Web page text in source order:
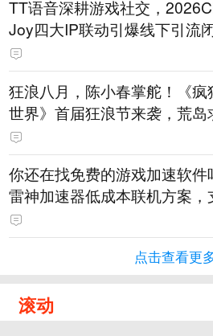
TT语音深耕游戏社交，
Joy四大IP联动引爆线下引流
狂浪八月，陈小春掌舵！《疯
世界》首届狂浪节来袭，荒岛
直播即将开启
你还在找免费的游戏加速软件
雷神加速器低成本联机方案，
免费试用
点击查看更
滚动